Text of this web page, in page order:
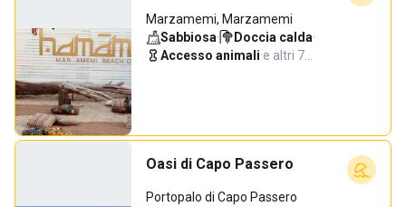
Marzamemi, Marzamemi
Sabbiosa· Doccia calda·
Accesso animali·e altri 7…
Oasi di Capo Passero
Portopalo di Capo Passero